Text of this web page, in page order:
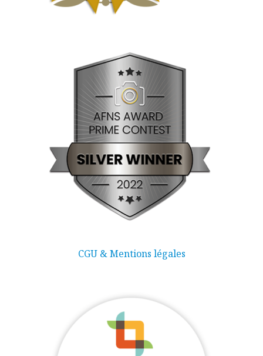
CGU & Mentions légales